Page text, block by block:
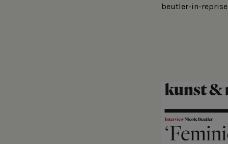
beutler-in-